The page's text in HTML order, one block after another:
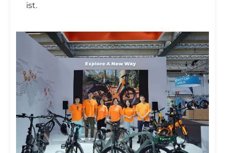
ist.